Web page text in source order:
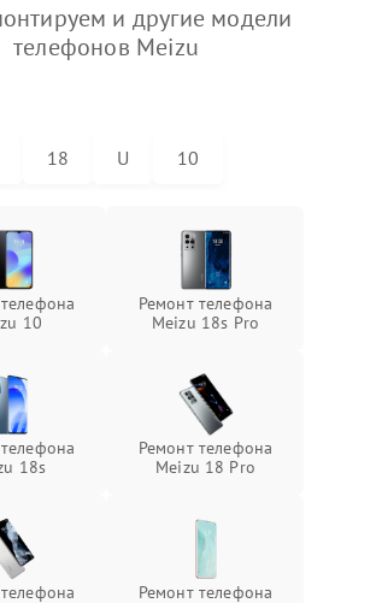
и другие модели
телефонов Meizu
18 U 10
10
Ремонт телефона
Meizu 18s Pro
18s
Ремонт телефона
Meizu 18 Pro
Ремонт телефона